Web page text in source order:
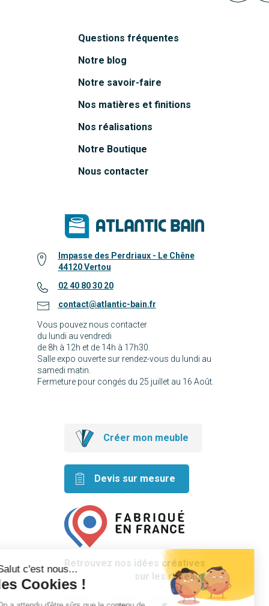
Questions fréquentes
Notre blog
Notre savoir-faire
Nos matières et finitions
Nos réalisations
Notre Boutique
Nous contacter
Impasse des Perdriaux - Le Chêne
44120 Vertou
02 40 80 30 20
contact@atlantic-bain.fr
Vous pouvez nous contacter
du lundi au vendredi
de 8h à 12h et de 14h à 17h30.
Salle expo ouverte sur rendez-vous du lundi au
samedi matin.
Fermeture pour congés du 25 juillet au 16 Août.
Créer mon meuble
Devis sur mesure
Retrouvez nos idées créatives
sur les réseaux